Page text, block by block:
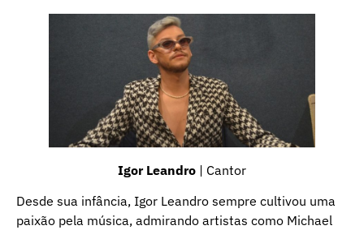
Igor Leandro | Cantor
Desde sua infância, Igor Leandro sempre cultivou uma
paixão pela música, admirando artistas como Michael